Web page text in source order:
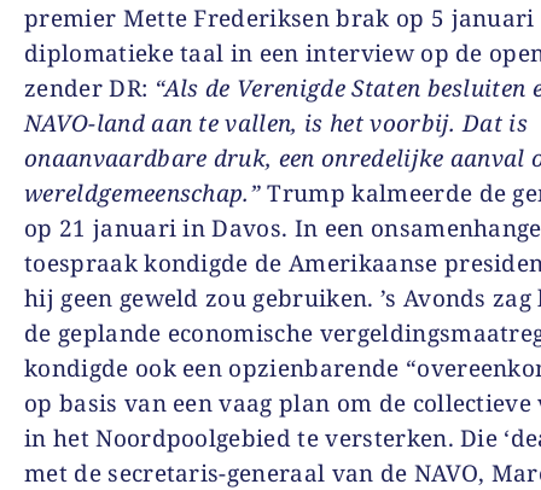
premier Mette Frederiksen brak op 5 januari
diplomatieke taal in een interview op de
zender DR: “Als de Verenigde Staten besluiten
NAVO-land aan te vallen, is het voorbij. Dat is
onaanvaardbare druk, een onredelijke aanval
wereldgemeenschap.”Trump kalmeerde de
op 21 januari in Davos. In een
toespraak kondigde de Amerikaanse
hij geen geweld zou gebruiken. ’s Avonds
de geplande economische
kondigde ook een opzienbarende
op basis van een vaag plan om de
in het Noordpoolgebied te versterken. Die
met de secretaris-generaal van de NAVO,